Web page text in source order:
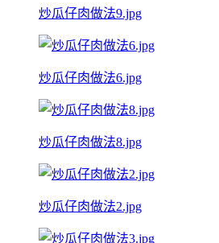
炒瓜仔肉做法9.jpg
炒瓜仔肉做法6.jpg
炒瓜仔肉做法8.jpg
炒瓜仔肉做法2.jpg